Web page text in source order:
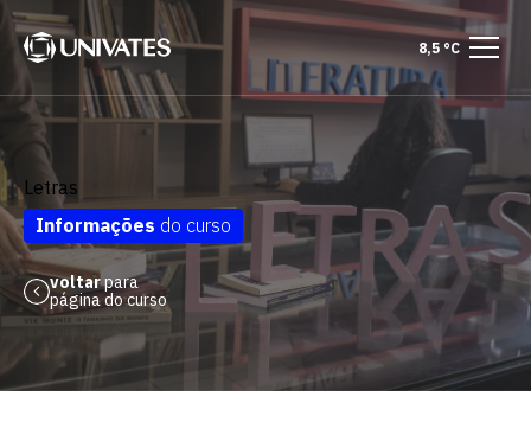
8,5 °C
Letras
Informações do curso
voltarpara
página do curso